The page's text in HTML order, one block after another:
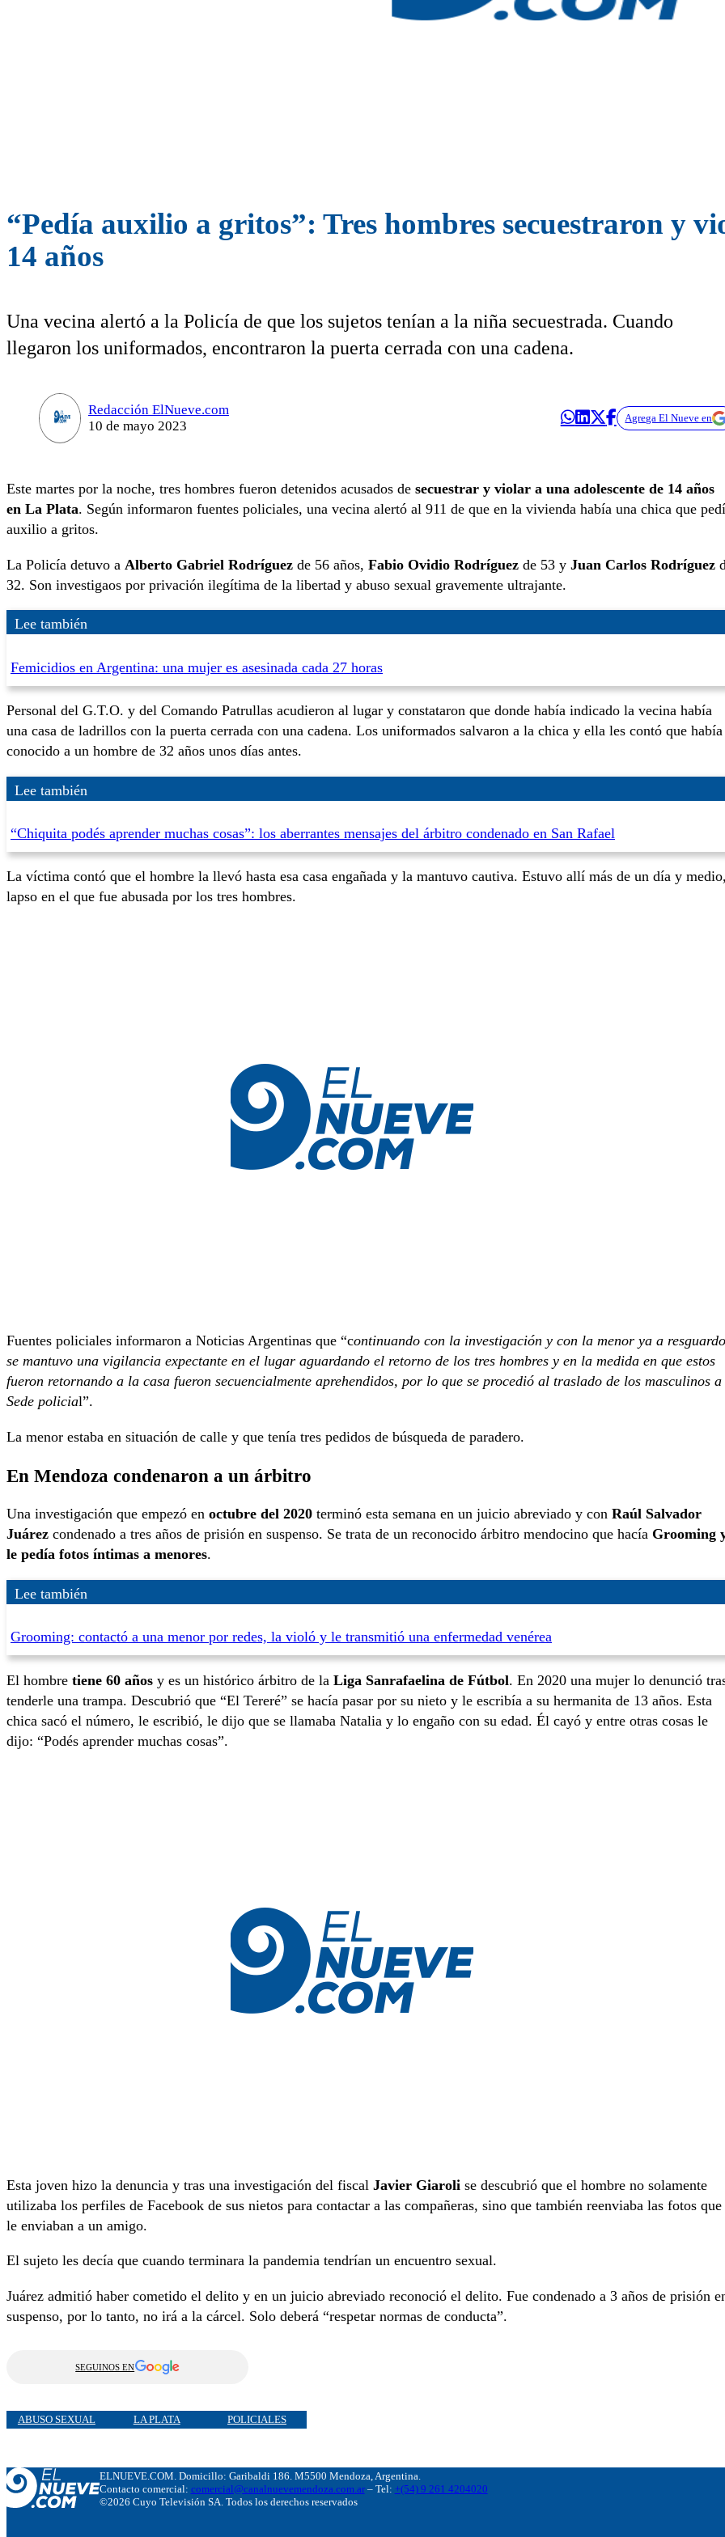
“Pedía auxilio a gritos”: Tres hombres secuestraron y
14 años
Una vecina alertó a la Policía de que los sujetos tenían a la niña secuestrada. Cuando
llegaron los uniformados, encontraron la puerta cerrada con una cadena.
Redacción ElNueve.com
10 de mayo 2023
Agrega El Nueve en
Este martes por la noche, tres hombres fueron detenidos acusados de secuestrar y violar a una adolescente de 14 años
en La Plata. Según informaron fuentes policiales, una vecina alertó al 911 de que en la vivienda había una chica que
auxilio a gritos.
La Policía detuvo a Alberto Gabriel Rodríguez de 56 años, Fabio Ovidio Rodríguez de 53 y Juan Carlos Rodríguez
32. Son investigaos por privación ilegítima de la libertad y abuso sexual gravemente ultrajante.
Lee también
Femicidios en Argentina: una mujer es asesinada cada 27 horas
Personal del G.T.O. y del Comando Patrullas acudieron al lugar y constataron que donde había indicado la vecina había
una casa de ladrillos con la puerta cerrada con una cadena. Los uniformados salvaron a la chica y ella les contó que había
conocido a un hombre de 32 años unos días antes.
Lee también
“Chiquita podés aprender muchas cosas”: los aberrantes mensajes del árbitro condenado en San Rafael
La víctima contó que el hombre la llevó hasta esa casa engañada y la mantuvo cautiva. Estuvo allí más de un día y
lapso en el que fue abusada por los tres hombres.
Fuentes policiales informaron a Noticias Argentinas que “continuando con la investigación y con la menor ya a resguardo
se mantuvo una vigilancia expectante en el lugar aguardando el retorno de los tres hombres y en la medida en que estos
fueron retornando a la casa fueron secuencialmente aprehendidos, por lo que se procedió al traslado de los masculinos a
Sede policial”.
La menor estaba en situación de calle y que tenía tres pedidos de búsqueda de paradero.
En Mendoza condenaron a un árbitro
Una investigación que empezó en octubre del 2020 terminó esta semana en un juicio abreviado y con Raúl Salvador
Juárez condenado a tres años de prisión en suspenso. Se trata de un reconocido árbitro mendocino que hacía Grooming
le pedía fotos íntimas a menores.
Lee también
Grooming: contactó a una menor por redes, la violó y le transmitió una enfermedad venérea
El hombre tiene 60 años y es un histórico árbitro de la Liga Sanrafaelina de Fútbol. En 2020 una mujer lo denunció
tenderle una trampa. Descubrió que “El Tereré” se hacía pasar por su nieto y le escribía a su hermanita de 13 años. Esta
chica sacó el número, le escribió, le dijo que se llamaba Natalia y lo engaño con su edad. Él cayó y entre otras cosas le
dijo: “Podés aprender muchas cosas”.
Esta joven hizo la denuncia y tras una investigación del fiscal Javier Giaroli se descubrió que el hombre no solamente
utilizaba los perfiles de Facebook de sus nietos para contactar a las compañeras, sino que también reenviaba las fotos que
le enviaban a un amigo.
El sujeto les decía que cuando terminara la pandemia tendrían un encuentro sexual.
Juárez admitió haber cometido el delito y en un juicio abreviado reconoció el delito. Fue condenado a 3 años de prisión
suspenso, por lo tanto, no irá a la cárcel. Solo deberá “respetar normas de conducta”.
SEGUINOS EN
ABUSO SEXUAL LA PLATA POLICIALES
ELNUEVE.COM. Domicillo: Garibaldi 186. M5500 Mendoza, Argentina.
Contacto comercial: comercial@canalnuevemendoza.com.ar– Tel: +(54) 9 261 4204020
©2026 Cuyo Televisión SA. Todos los derechos reservados